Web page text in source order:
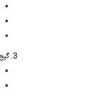
3. گیج اختلاف فشار با خروجی آنالوگ